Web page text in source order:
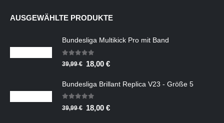
AUSGEWÄHLTE PRODUKTE
Bundesliga Multikick Pro mit Band
0out of 5
39,99€ Ursprünglicher
war:
39,99 €
18,00 €Aktueller
ist:
Bundesliga Brillant Replica V23 - Größe 5
out of 5
39,99€ Ursprünglicher
18,00 €Aktueller